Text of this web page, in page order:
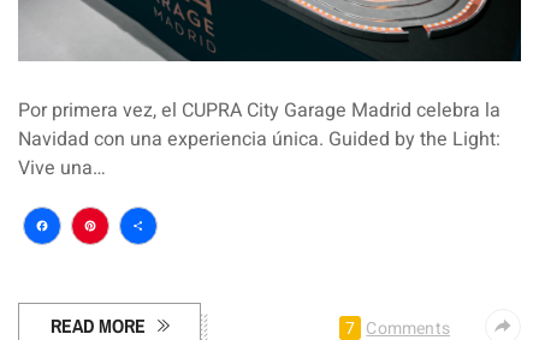
Por primera vez, el CUPRA City Garage Madrid celebra la
Navidad con una experiencia única. Guided by the Light:
Vive una…
Facebook
Pinterest
Compartir
READ MORE 7 Comments